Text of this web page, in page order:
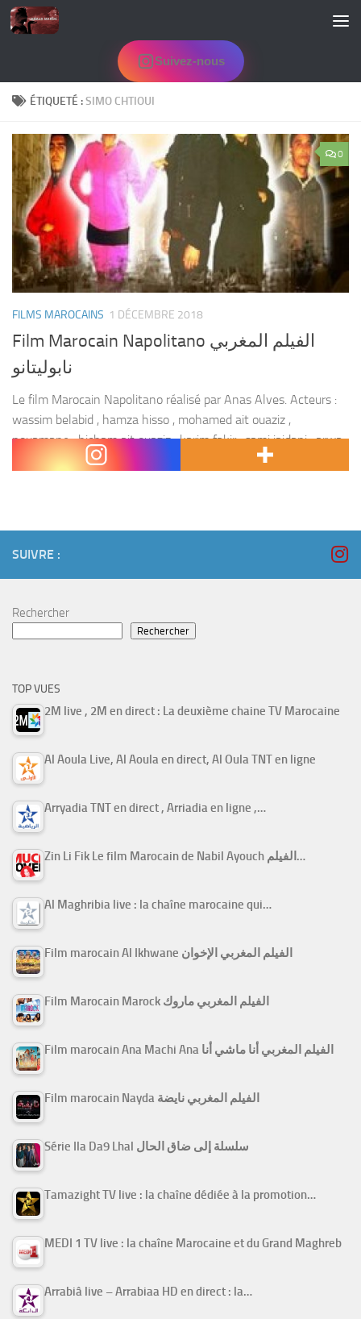
Skip to content
Suivez-nous
ÉTIQUETÉ :SIMO CHTIOUI
0
FILMS MAROCAINS 1 DÉCEMBRE 2018
Film Marocain Napolitano الفيلم المغربي
نابوليتانو
Le film Marocain Napolitano réalisé par Anas Alves. Acteurs :
wassim belabid , hamza hisso , mohamed ait ouaziz ,
nouamane , hicham ait ouaziz , karim fakir , sami jaidani , arwa
SUIVRE :
Rechercher
Rechercher
TOP VUES
2M live , 2M en direct : La deuxième chaine TV Marocaine
Al Aoula Live, Al Aoula en direct, Al Oula TNT en ligne
Arryadia TNT en direct , Arriadia en ligne ,…
Zin Li Fik Le film Marocain de Nabil Ayouch الفيلم…
Al Maghribia live : la chaîne marocaine qui…
Film marocain Al Ikhwane الفيلم المغربي الإخوان
Film Marocain Marock الفيلم المغربي ماروك
Film marocain Ana Machi Ana الفيلم المغربي أنا ماشي أنا
Film marocain Nayda الفيلم المغربي نايضة
Série Ila Da9 Lhal سلسلة إلى ضاق الحال
Tamazight TV live : la chaîne dédiée à la promotion…
MEDI 1 TV live : la chaîne Marocaine et du Grand Maghreb
Arrabiâ live – Arrabiaa HD en direct : la…